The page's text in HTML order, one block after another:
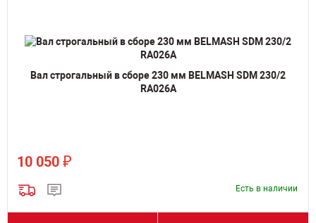
Вал строгальный в сборе 230 мм BELMASH SDM 230/2
RA026A
10 050 ₽
Есть в наличии